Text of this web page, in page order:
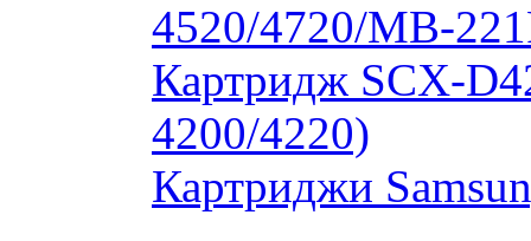
4520/4720/MB-
Картридж SCX-
4200/4220)
Картриджи